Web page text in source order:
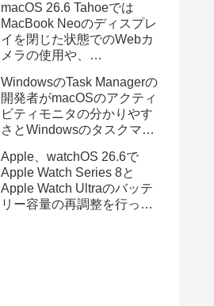
トーラの作成に対応。
macOS 26.6 Tahoeでは
MacBook Neoのディスプレ
イを閉じた状態でのWebカ
メラの使用や、
利用しMacBook Neoを復元
する際の安定性が向上。
WindowsのTask Managerの
開発者がmacOSのアクティ
ビティモニタの分かりやす
さとWindowsのタスクマネ
Mac用システムモニタアプ
リ「Task Manager TMOG」
のBeta版を公開。
Apple、watchOS 26.6で
Apple Watch Series 8と
Apple Watch Ultraのバッテ
リー容量の再調整を行った